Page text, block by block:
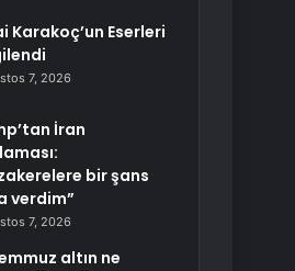
Karakoç’un Eserleri
7, 2026
İran
bir şans
verdim”
7, 2026
altın ne